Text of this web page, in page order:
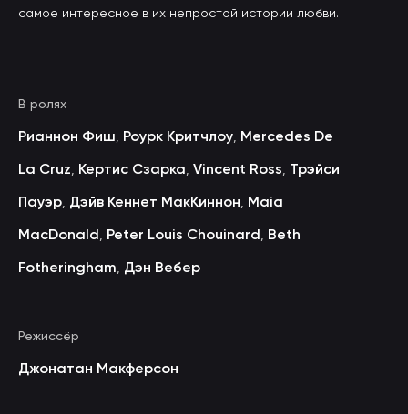
самое интересное в их непростой истории любви.
В ролях
Рианнон Фиш Роурк Критчлоу Mercedes De
La Cruz Кертис Сзарка Vincent Ross Трэйси
Пауэр Дэйв Кеннет МакКиннон Maia
MacDonald Peter Louis Chouinard Beth
Fotheringham Дэн Вебер
Режиссёр
Джонатан Макферсон